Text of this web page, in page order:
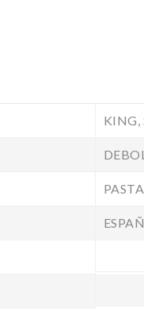
KING,